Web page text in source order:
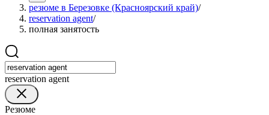
резюме в Березовке (Красноярский край)/
reservation agent/
полная занятость
reservation agent
Резюме